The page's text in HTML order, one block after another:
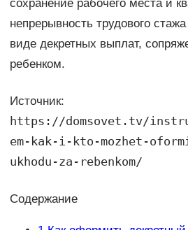
сохранение рабочего места и
непрерывность трудового
виде декретных выплат,
ребенком.
Источник:
https://domsovet.tv/
em-kak-i-kto-mozhet-
ukhodu-za-rebenkom/
Содержание